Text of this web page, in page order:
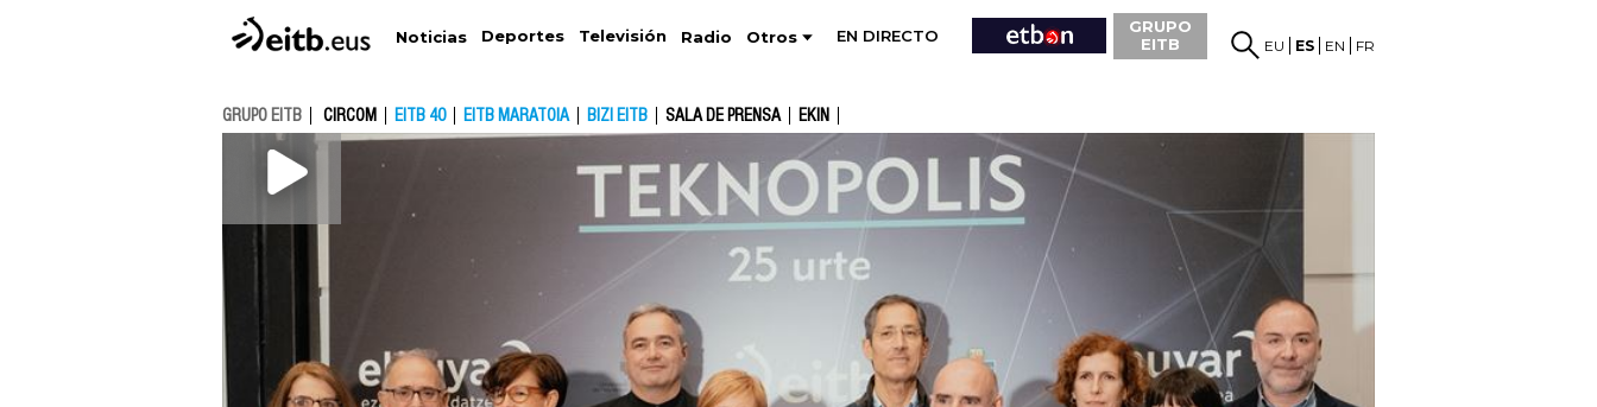
Noticias Deportes Televisión Radio Otros EN DIRECTO
GRUPO
EITB
EU ES EN FR
GRUPO EITB CIRCOM EITB 40 EITB MARATOIA BIZI EITB SALA DE PRENSA EKIN